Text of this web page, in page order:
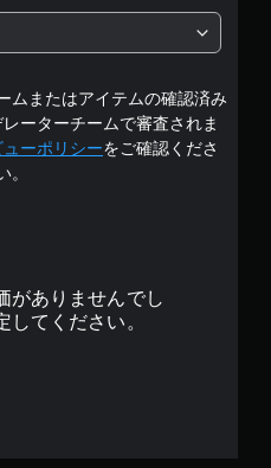
中
の
4
.
ムまたはアイテムの確認済み
ーターチームで審査されま
ーポリシーをご確認くださ
。
がありませんでし
してください。